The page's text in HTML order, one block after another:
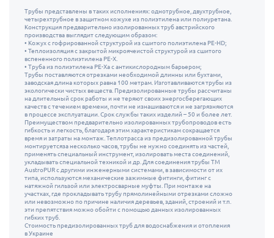
Трубы представлены в таких исполнениях: однотрубное, двухтрубное,
четырехтрубное в защитном кожухе из полиэтилена или полиуретана.
Конструкция предварительно изолированных труб австрийского
производства выглядит следующим образом:
• Кожух с гофрированной структурой из сшитого полиэтилена PE-HD;
• Теплоизоляция с закрытой микроячеистой структурой из сшитого
вспененного полиэтилена PE-X.
• Труба из полиэтилена PE-Xa с антикислородным барьером;
Трубы поставляются отрезками необходимой длинны или бухтами,
заводская длина которых равна 100 метрам. Изготавливаются трубы из
экологически чистых веществ. Предизолированные трубы рассчитаны
на длительный срок работы и не теряют своих энергосберегающих
качеств с течением времени, почти не изнашиваются и не загрязняются
в процессе эксплуатации. Срок службы таких изделий – 50 и более лет.
Преимуществом предварительно изолированных трубопроводов есть
гибкость и легкость, благодаря этим характеристикам сокращается
время и затраты на монтаж. Теплотрасса из предизолированной трубы
монтируетсяза несколько часов, трубы не нужно соединять из частей,
применять специальный инструмент, изолировать места соединений,
укладывать специальной техникой и др. Для соединения трубы ТМ
AustroPUR с другими инженерными системами, в зависимости от их
типа, используются механические зажимные фитинги, фитинг с
натяжной гильзой или электросварные муфты. При монтаже на
участках, где прокладывать трубу прямолинейными отрезками сложно
или невозможно по причине наличия деревьев, зданий, строений и т.п.
эти препятствия можно обойти с помощью данных изолированных
гибких труб.
Стоимость предизолированных труб для водоснабжения и отопления
в Украине